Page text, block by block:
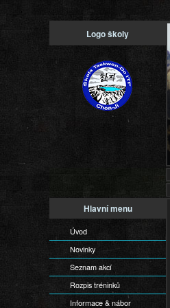
Logo školy
Hlavní menu
Úvod
Novinky
Seznam akcí
Rozpis tréninků
Informace & nábor